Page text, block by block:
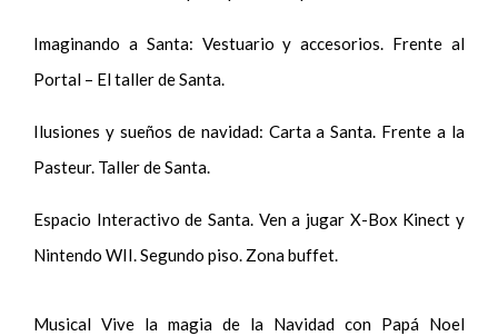
Imaginando a Santa: Vestuario y accesorios. Frente al
Portal – El taller de Santa.
Ilusiones y sueños de navidad: Carta a Santa. Frente a la
Pasteur. Taller de Santa.
Espacio Interactivo de Santa. Ven a jugar X-Box Kinect y
Nintendo WII. Segundo piso. Zona buffet.
Musical Vive la magia de la Navidad con Papá Noel